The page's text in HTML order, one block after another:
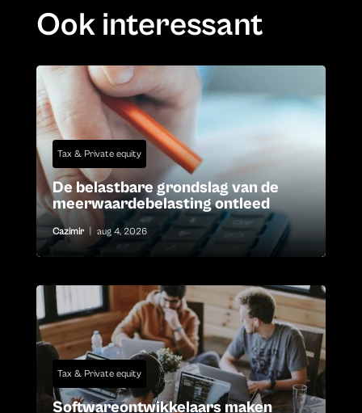
Ook interessant
Tax & Private equity
De belastbare grondslag van de
meerwaardebelasting ontleed
Cazimir aug 4, 2026
Tax & Private equity
Softwareontwikkelaars maken